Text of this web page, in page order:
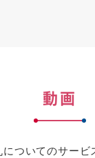
動画
ついてのサービ